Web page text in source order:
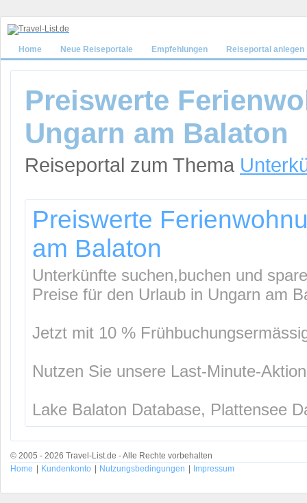
Home Neue Reiseportale Empfehlungen Reiseportal anlegen
Preiswerte
Ungarn am Balaton
Reiseportal zum Thema
Preiswerte
am Balaton
Unterkünfte suchen,buchen und
Preise für den Urlaub in Ungarn am
Jetzt mit 10 %
Nutzen Sie unsere Last-Minute-
Lake Balaton Database, Plattensee
© 2005 - 2026 Travel-List.de - Alle Rechte vorbehalten
Home
Kundenkonto Nutzungsbedingungen Impressum